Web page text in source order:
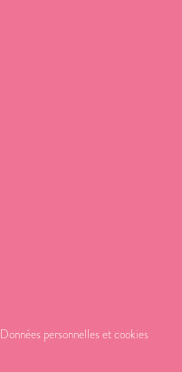
Données personnelles et cookies